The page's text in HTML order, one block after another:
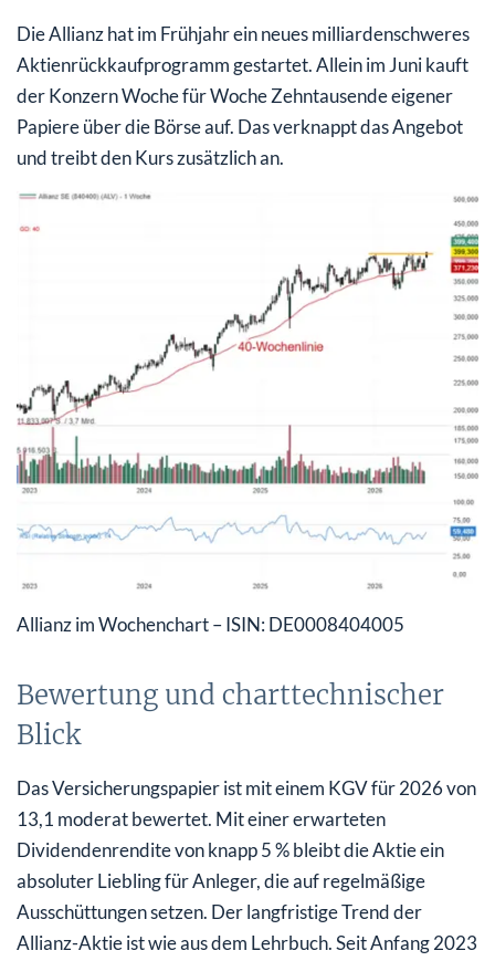
Die Allianz hat im Frühjahr ein neues milliardenschweres
Aktienrückkaufprogramm gestartet. Allein im Juni kauft
der Konzern Woche für Woche Zehntausende eigener
Papiere über die Börse auf. Das verknappt das Angebot
und treibt den Kurs zusätzlich an.
Allianz im Wochenchart – ISIN: DE0008404005
Bewertung und charttechnischer
Blick
Das Versicherungspapier ist mit einem KGV für 2026 von
13,1 moderat bewertet. Mit einer erwarteten
Dividendenrendite von knapp 5 % bleibt die Aktie ein
absoluter Liebling für Anleger, die auf regelmäßige
Ausschüttungen setzen. Der langfristige Trend der
Allianz-Aktie ist wie aus dem Lehrbuch. Seit Anfang 2023